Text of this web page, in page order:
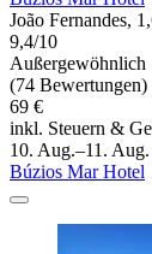
João Fernandes,
9,4/10
Außergewöhnlich
(74 Bewertungen)
69 €
inkl. Steuern &
10. Aug.–11. Aug.
Búzios Mar Hotel